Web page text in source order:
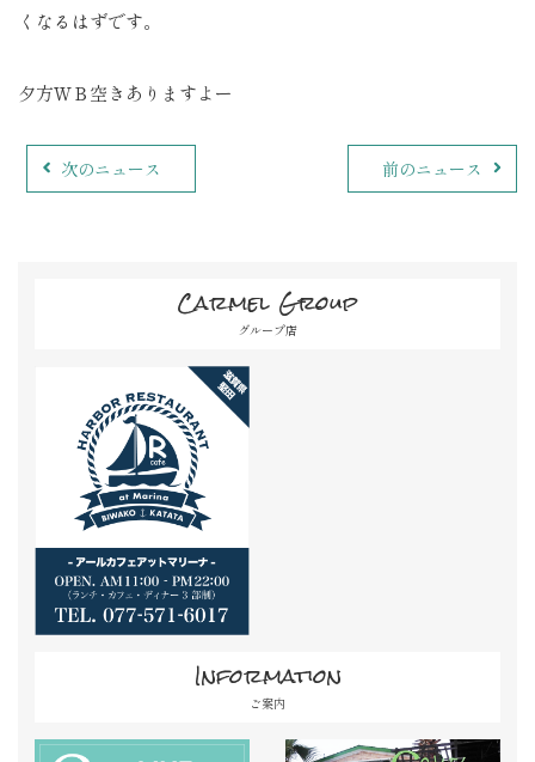
くなるはずです。
夕方ＷＢ空きありますよー
次のニュース 前のニュース
Carmel Group
グループ店
Information
ご案内